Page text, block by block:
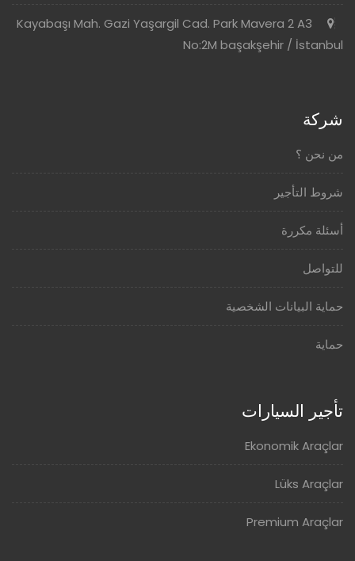
Kayabaşı Mah. Gazi Yaşargil Cad. Park Mavera 2 A3
No:2M başakşehir / İstanbul
شركة
من نحن ؟
شروط التأجير
أسئلة مكررة
للتواصل
حماية البيانات الشخصية
حماية
تأجير السيارات
Ekonomik Araçlar
Lüks Araçlar
Premium Araçlar